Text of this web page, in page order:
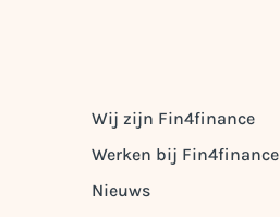
Wij zijn Fin4finance
Werken bij Fin4finance
Nieuws